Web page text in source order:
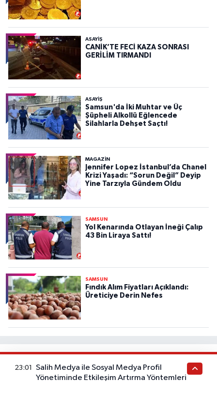
ASAYIŞ
CANİK’TE FECİ KAZA SONRASI
GERİLİM TIRMANDI
ASAYIŞ
Samsun'da İki Muhtar ve Üç
Şüpheli Alkollü Eğlencede
Silahlarla Dehşet Saçtı!
MAGAZİN
Jennifer Lopez İstanbul’da Chanel
Krizi Yaşadı: “Sorun Değil” Deyip
Yine Tarzıyla Gündem Oldu
SAMSUN
Yol Kenarında Otlayan İneği Çalıp
43 Bin Liraya Sattı!
SAMSUN
Fındık Alım Fiyatları Açıklandı:
Üreticiye Derin Nefes
Bu kategorideki yazılar sağlık tavsiyesi değildir. Sağlık
23:01
Salih Medya ile Sosyal Medya Profil
Yönetiminde Etkileşim Artırma Yöntemleri